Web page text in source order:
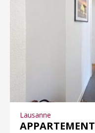
Lausanne
APPARTEMENT